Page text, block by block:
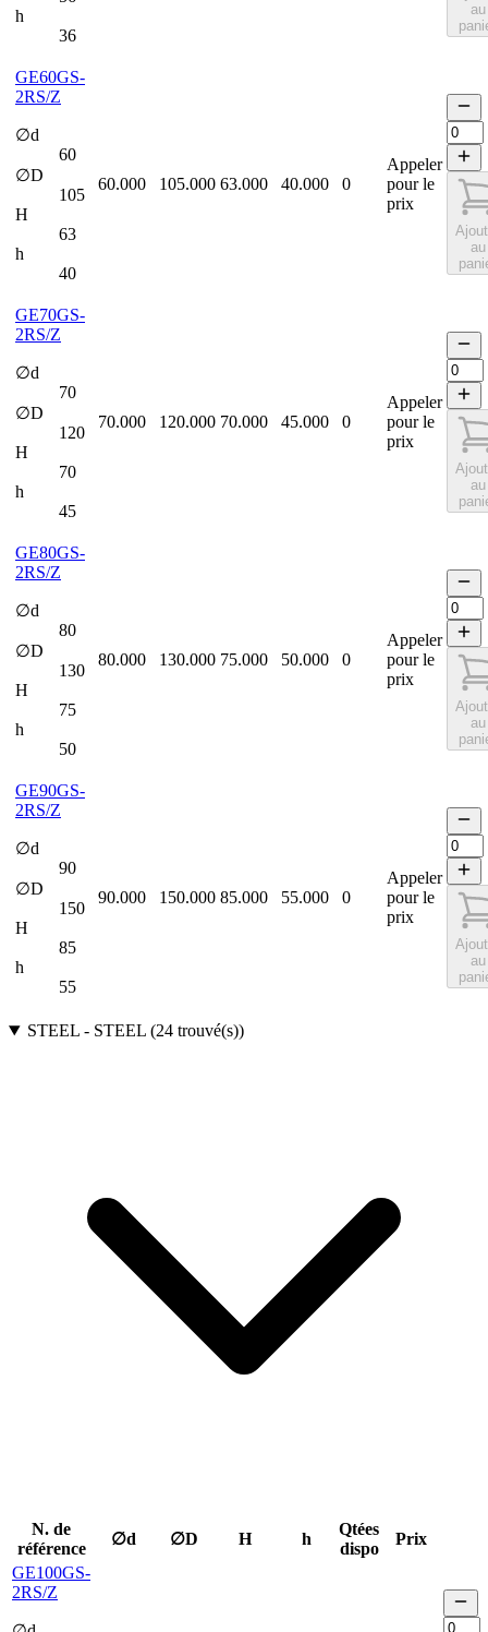
h
36
au
GE60GS-
2RS/Z
∅d
60
∅D
105
H
63
h
40
60.000 105.000 63.000 40.000 0
Appeler
pour le
prix
au
GE70GS-
2RS/Z
∅d
70
∅D
120
H
70
h
45
70.000 120.000 70.000 45.000 0
Appeler
pour le
prix
au
GE80GS-
2RS/Z
∅d
80
∅D
130
H
75
h
50
80.000 130.000 75.000 50.000 0
Appeler
pour le
prix
au
GE90GS-
2RS/Z
∅d
90
∅D
150
H
85
h
55
90.000 150.000 85.000 55.000 0
Appeler
pour le
prix
au
STEEL- STEEL(24 trouvé(s))
N. de
référence
∅d ∅D H h
Qtées
dispo
Prix
GE100GS-
2RS/Z